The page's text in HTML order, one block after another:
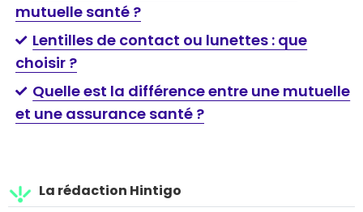
mutuelle santé ?
Lentilles de contact ou lunettes : que
choisir ?
Quelle est la différence entre une mutuelle
et une assurance santé ?
La rédaction Hintigo